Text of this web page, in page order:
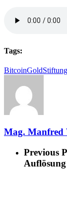
Tags:
BitcoinGoldStiftung
Mag. Manfred
Previous